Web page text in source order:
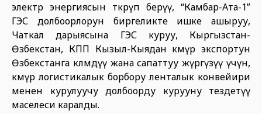
электр энергиясын өткөрүп берүү, “Камбар-Ата-1”
ГЭС долбоорлорун биргеликте ишке ашыруу,
Чаткал дарыясына ГЭС куруу, Кыргызстан-
Өзбекстан, КПП Кызыл-Кыядан көмүр экспортун
Өзбекстанга көлөмдүү жана сапаттуу жүргүзүү үчүн,
көмүр логистикалык борбору ленталык конвейири
менен курулуучу долбоорду курууну тездетүү
маселеси каралды.